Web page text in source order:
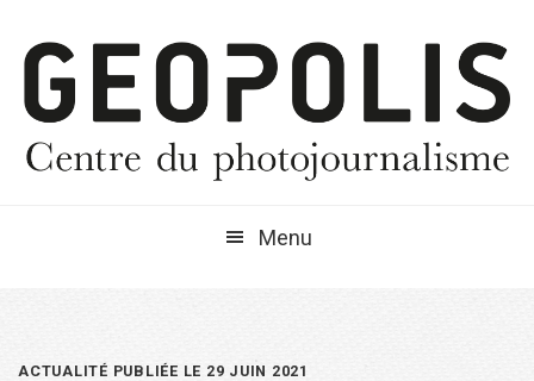
navigation
principale
contenu
principal
barre
latérale
Menu
ACTUALITÉ PUBLIÉE LE 29 JUIN 2021